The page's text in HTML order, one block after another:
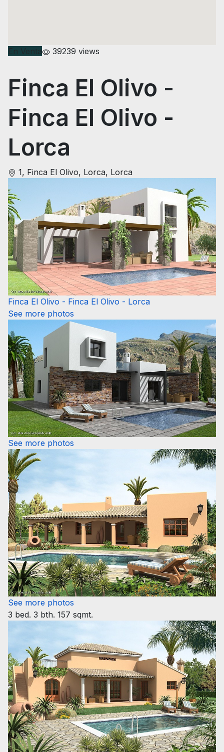
39239 views
Finca El Olivo -
Finca El Olivo -
Lorca
1, Finca El Olivo, Lorca, Lorca
Finca El Olivo - Finca El Olivo - Lorca
See more photos
See more photos
See more photos
3 bed. 3 bth. 157 sqmt.